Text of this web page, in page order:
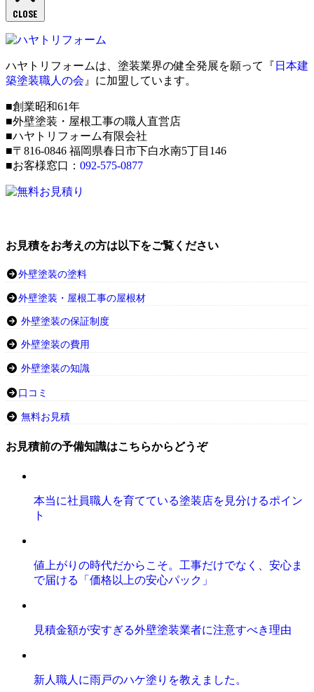
CLOSE
ハヤトリフォームは、塗装業界の健全発展を願って『 日本建
築塗装職人の会 』に加盟しています。
■創業昭和61年
■外壁塗装・屋根工事の職人直営店
■ハヤトリフォーム有限会社
■〒816-0846 福岡県春日市下白水南5丁目146
■お客様窓口： 092-575-0877
お見積をお考えの方は以下をご覧ください
外壁塗装の塗料
外壁塗装・屋根工事の屋根材
外壁塗装の保証制度
外壁塗装の費用
外壁塗装の知識
口コミ
無料お見積
お見積前の予備知識はこちらからどうぞ
本当に社員職人を育てている塗装店を見分けるポイン
ト
値上がりの時代だからこそ。工事だけでなく、安心ま
で届ける「価格以上の安心パック」
見積金額が安すぎる外壁塗装業者に注意すべき理由
新人職人に雨戸のハケ塗りを教えました。